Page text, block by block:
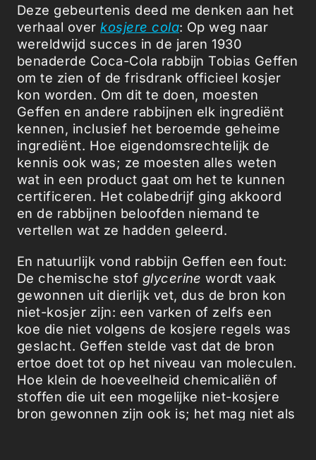
Deze gebeurtenis deed me denken aan het
verhaal overkosjere cola: Op weg naar
wereldwijd succes in de jaren 1930
benaderde Coca-Cola rabbijn Tobias Geffen
om te zien of de frisdrank officieel kosjer
kon worden. Om dit te doen, moesten
Geffen en andere rabbijnen elk ingrediënt
kennen, inclusief het beroemde geheime
ingrediënt. Hoe eigendomsrechtelijk de
kennis ook was; ze moesten alles weten
wat in een product gaat om het te kunnen
certificeren. Het colabedrijf ging akkoord
en de rabbijnen beloofden niemand te
vertellen wat ze hadden geleerd.
En natuurlijk vond rabbijn Geffen een fout:
De chemische stof glycerine wordt vaak
gewonnen uit dierlijk vet, dus de bron kon
niet-kosjer zijn: een varken of zelfs een
koe die niet volgens de kosjere regels was
geslacht. Geffen stelde vast dat de bron
ertoe doet tot op het niveau van moleculen.
Hoe klein de hoeveelheid chemicaliën of
stoffen die uit een mogelijke niet-kosjere
bron gewonnen zijn ook is; het mag niet als